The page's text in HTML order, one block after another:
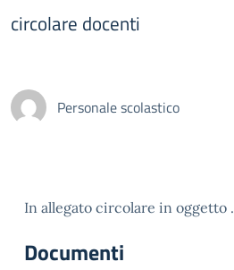
circolare docenti
Personale scolastico
In allegato circolare in oggetto .
Documenti